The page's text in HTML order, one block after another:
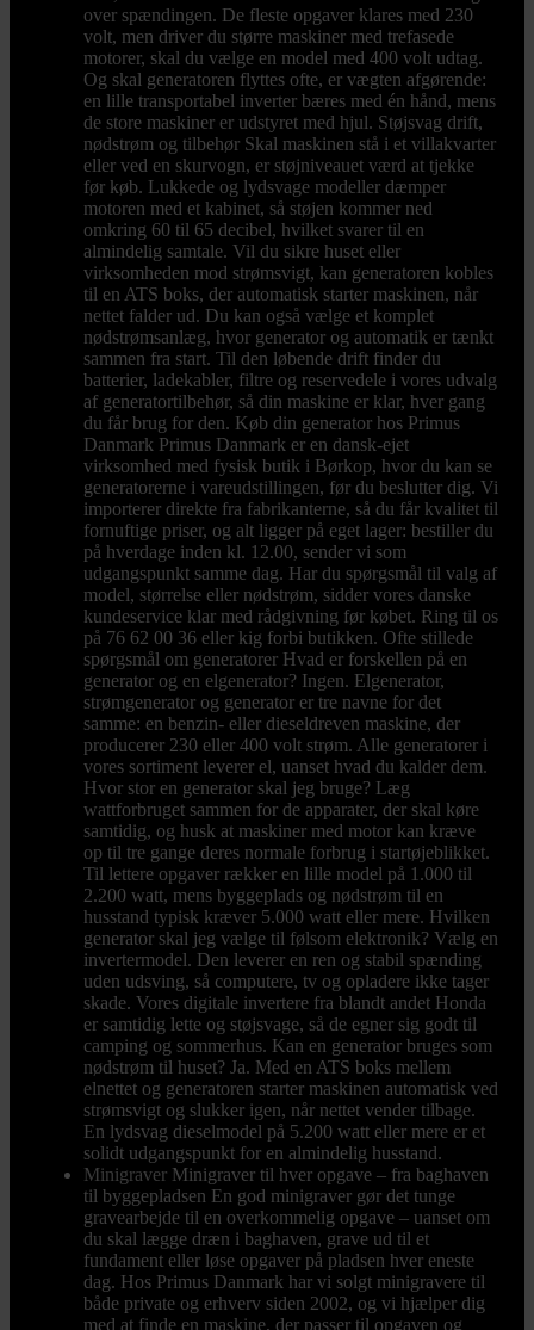
over spændingen. De fleste opgaver klares med 230
volt, men driver du større maskiner med trefasede
motorer, skal du vælge en model med 400 volt udtag.
Og skal generatoren flyttes ofte, er vægten afgørende:
en lille transportabel inverter bæres med én hånd, mens
de store maskiner er udstyret med hjul. Støjsvag drift,
nødstrøm og tilbehør Skal maskinen stå i et villakvarter
eller ved en skurvogn, er støjniveauet værd at tjekke
før køb. Lukkede og lydsvage modeller dæmper
motoren med et kabinet, så støjen kommer ned
omkring 60 til 65 decibel, hvilket svarer til en
almindelig samtale. Vil du sikre huset eller
virksomheden mod strømsvigt, kan generatoren kobles
til en ATS boks, der automatisk starter maskinen, når
nettet falder ud. Du kan også vælge et komplet
nødstrømsanlæg, hvor generator og automatik er tænkt
sammen fra start. Til den løbende drift finder du
batterier, ladekabler, filtre og reservedele i vores udvalg
af generatortilbehør, så din maskine er klar, hver gang
du får brug for den. Køb din generator hos Primus
Danmark Primus Danmark er en dansk-ejet
virksomhed med fysisk butik i Børkop, hvor du kan se
generatorerne i vareudstillingen, før du beslutter dig. Vi
importerer direkte fra fabrikanterne, så du får kvalitet til
fornuftige priser, og alt ligger på eget lager: bestiller du
på hverdage inden kl. 12.00, sender vi som
udgangspunkt samme dag. Har du spørgsmål til valg af
model, størrelse eller nødstrøm, sidder vores danske
kundeservice klar med rådgivning før købet. Ring til os
på 76 62 00 36 eller kig forbi butikken. Ofte stillede
spørgsmål om generatorer Hvad er forskellen på en
generator og en elgenerator? Ingen. Elgenerator,
strømgenerator og generator er tre navne for det
samme: en benzin- eller dieseldreven maskine, der
producerer 230 eller 400 volt strøm. Alle generatorer i
vores sortiment leverer el, uanset hvad du kalder dem.
Hvor stor en generator skal jeg bruge? Læg
wattforbruget sammen for de apparater, der skal køre
samtidig, og husk at maskiner med motor kan kræve
op til tre gange deres normale forbrug i startøjeblikket.
Til lettere opgaver rækker en lille model på 1.000 til
2.200 watt, mens byggeplads og nødstrøm til en
husstand typisk kræver 5.000 watt eller mere. Hvilken
generator skal jeg vælge til følsom elektronik? Vælg en
invertermodel. Den leverer en ren og stabil spænding
uden udsving, så computere, tv og opladere ikke tager
skade. Vores digitale invertere fra blandt andet Honda
er samtidig lette og støjsvage, så de egner sig godt til
camping og sommerhus. Kan en generator bruges som
nødstrøm til huset? Ja. Med en ATS boks mellem
elnettet og generatoren starter maskinen automatisk ved
strømsvigt og slukker igen, når nettet vender tilbage.
En lydsvag dieselmodel på 5.200 watt eller mere er et
solidt udgangspunkt for en almindelig husstand.
Minigraver Minigraver til hver opgave – fra baghaven
til byggepladsen En god minigraver gør det tunge
gravearbejde til en overkommelig opgave – uanset om
du skal lægge dræn i baghaven, grave ud til et
fundament eller løse opgaver på pladsen hver eneste
dag. Hos Primus Danmark har vi solgt minigravere til
både private og erhverv siden 2002, og vi hjælper dig
med at finde en maskine, der passer til opgaven og